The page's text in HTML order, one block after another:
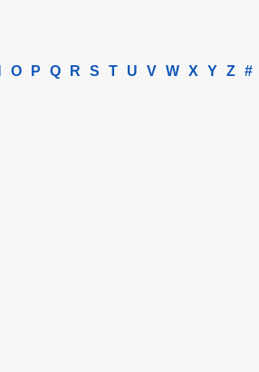
O P Q R S T U V W X Y Z #